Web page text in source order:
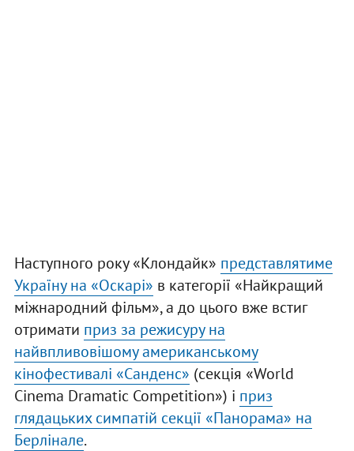
Наступного року «Клондайк» представлятиме
Україну на «Оскарі» в категорії «Найкращий
міжнародний фільм», а до цього вже встиг
отримати приз за режисуру на
найвпливовішому американському
кінофестивалі «Санденс» (секція «World
Cinema Dramatic Competition») і приз
глядацьких симпатій секції «Панорама» на
Берлінале.